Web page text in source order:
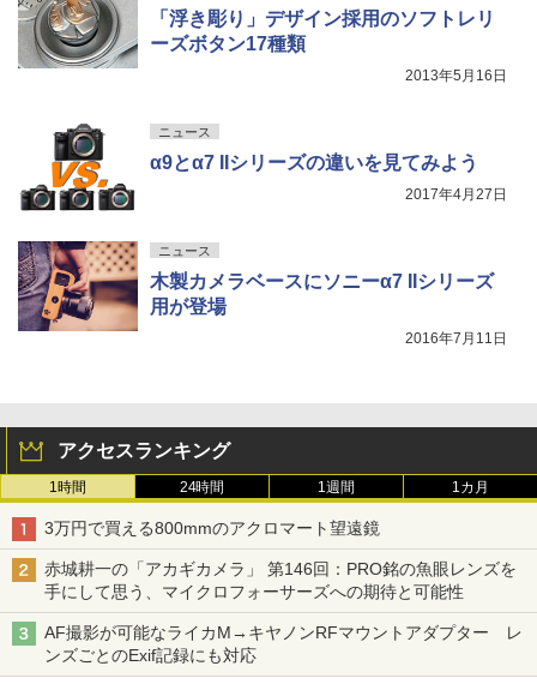
「浮き彫り」デザイン採用のソフトレリ
ーズボタン17種類
2013年5月16日
ニュース
α9とα7 IIシリーズの違いを見てみよう
2017年4月27日
ニュース
木製カメラベースにソニーα7 IIシリーズ
用が登場
2016年7月11日
アクセスランキング
1時間 24時間 1週間 1カ月
3万円で買える800mmのアクロマート望遠鏡
赤城耕一の「アカギカメラ」 第146回：PRO銘の魚眼レンズを
手にして思う、マイクロフォーサーズへの期待と可能性
AF撮影が可能なライカM→キヤノンRFマウントアダプター レ
ンズごとのExif記録にも対応